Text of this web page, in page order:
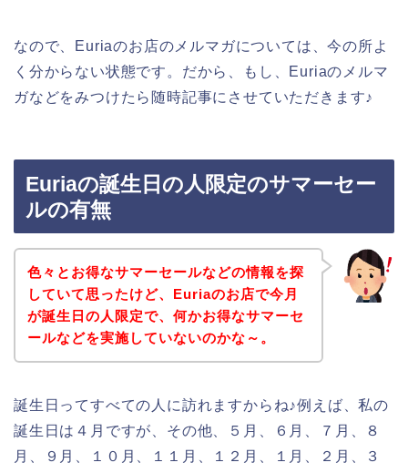
なので、Euriaのお店のメルマガについては、今の所よ
く分からない状態です。だから、もし、Euriaのメルマ
ガなどをみつけたら随時記事にさせていただきます♪
Euriaの誕生日の人限定のサマーセー
ルの有無
色々とお得なサマーセールなどの情報を探
していて思ったけど、Euriaのお店で今月
が誕生日の人限定で、何かお得なサマーセ
ールなどを実施していないのかな～。
誕生日ってすべての人に訪れますからね♪例えば、私の
誕生日は４月ですが、その他、５月、６月、７月、８
月、９月、１０月、１１月、１２月、１月、２月、３